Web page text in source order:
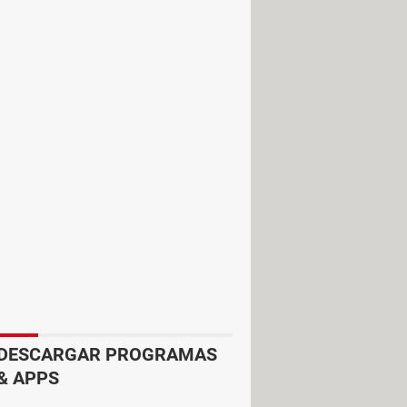
menos de cien metros cuando se
estar visualmente comunicados
separados por una pared.
siempre y cuando uno se
PROGRAMAS
APPS